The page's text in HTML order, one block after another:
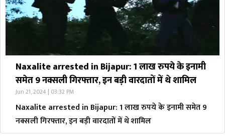
Naxalite arrested in Bijapur: 1 लाख रुपये के इनामी
समेत 9 नक्सली गिरफ्तार, इन बड़ी वारदातों में थे शामिल
Jun 21, 2024 | 03:32 PM
Naxalite arrested in Bijapur: 1 लाख रुपये के इनामी समेत 9
नक्सली गिरफ्तार, इन बड़ी वारदातों में थे शामिल